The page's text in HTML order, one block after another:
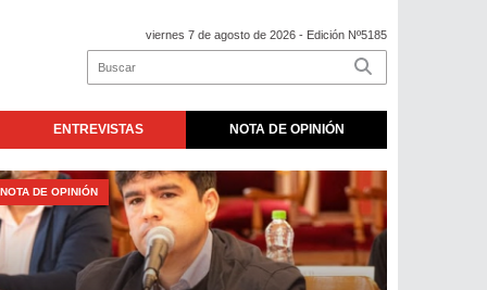
viernes 7 de agosto de 2026 - Edición Nº5185
ENTREVISTAS NOTA DE OPINIÓN
NOTA DE OPINIÓN